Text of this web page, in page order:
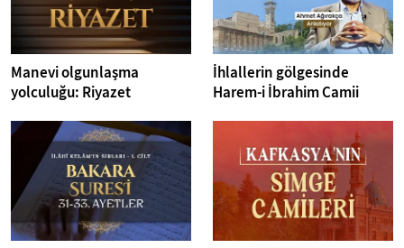
Manevi olgunlaşma
yolculuğu: Riyazet
İhlallerin gölgesinde
Harem-i İbrahim Camii